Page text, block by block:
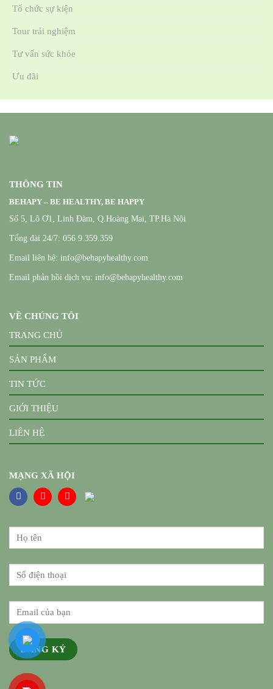
Tổ chức sự kiện
Tour trải nghiệm
Tư vấn sức khỏe
Ưu đãi
THÔNG TIN
BEHAPY – BE HEALTHY, BE HAPPY
Số 5, Lô Ơ1, Linh Đàm, Q.Hoàng Mai, TP.Hà Nội
Tổng đài 24/7: 056 9.359.359
Email liên hệ: info@behapyhealthy.com
Email phản hồi dịch vụ: info@behapyhealthy.com
VỀ CHÚNG TÔI
TRANG CHỦ
SẢN PHẨM
TIN TỨC
GIỚI THIỆU
LIÊN HỆ
MẠNG XÃ HỘI